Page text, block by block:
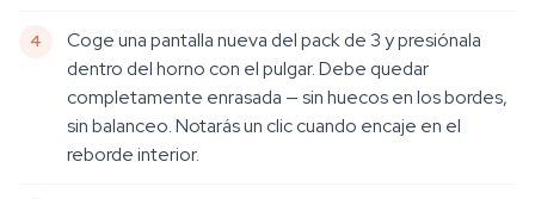
Coge una pantalla nueva del pack de 3 y presiónala
dentro del horno con el pulgar. Debe quedar
completamente enrasada — sin huecos en los bordes,
sin balanceo. Notarás un clic cuando encaje en el
reborde interior.